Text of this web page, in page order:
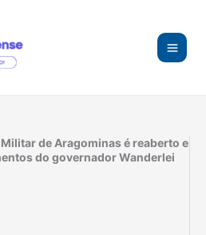
de Aragominas é reaberto e
do governador Wanderlei